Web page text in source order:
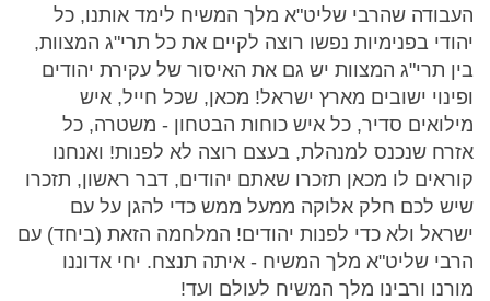
העבודה שהרבי שליט"א מלך המשיח לימד אותנו, כל
יהודי בפנימיות נפשו רוצה לקיים את כל תרי"ג המצוות,
בין תרי"ג המצוות יש גם את האיסור של עקירת יהודים
ופינוי ישובים מארץ ישראל! מכאן, שכל חייל, איש
מילואים סדיר, כל איש כוחות הבטחון - משטרה, כל
אזרח שנכנס למנהלת, בעצם רוצה לא לפנות! ואנחנו
קוראים לו מכאן תזכרו שאתם יהודים, דבר ראשון, תזכרו
שיש לכם חלק אלוקה ממעל ממש כדי להגן על עם
ישראל ולא כדי לפנות יהודים! המלחמה הזאת (ביחד) עם
הרבי שליט"א מלך המשיח - איתה תנצח. יחי אדוננו
מורנו ורבינו מלך המשיח לעולם ועד!